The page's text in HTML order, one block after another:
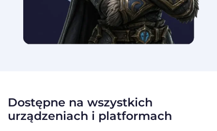
Dostępne na wszystkich
urządzeniach i platformach